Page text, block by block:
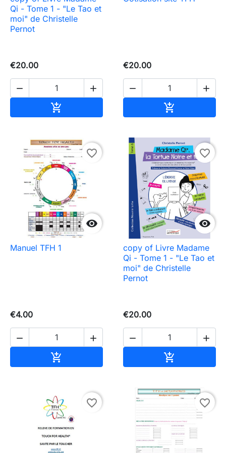
Qi - Tome 1 - "Le Tao et
moi" de Christelle
Pernot
€20.00
 

€20.00
 


favorite_border
Manuel TFH 1
€4.00
 


favorite_border
copy of Livre Madame
Qi - Tome 1 - "Le Tao et
moi" de Christelle
Pernot
€20.00
 

favorite_border favorite_border